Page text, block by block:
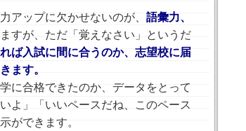
アップに欠かせないのが、 語彙力、
すが、ただ「覚えなさい」というだ
ば入試に間に合うのか、志望校に届
ます。
に合格できたのか、データをとって
よ」「いいペースだね、このペース
ができます。